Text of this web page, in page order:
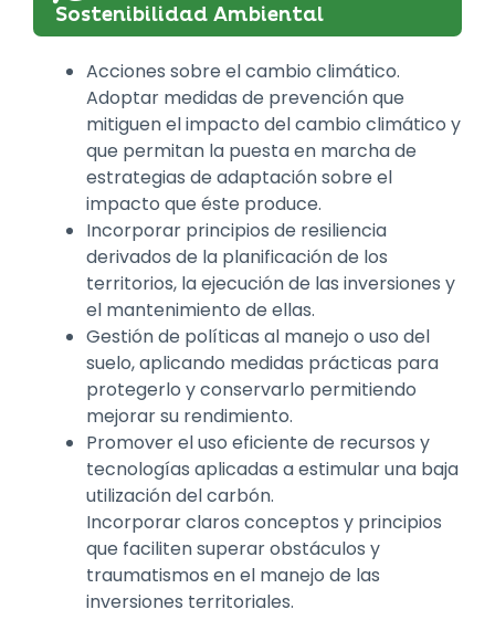
Sostenibilidad Ambiental
Acciones sobre el cambio climático.
Adoptar medidas de prevención que
mitiguen el impacto del cambio climático y
que permitan la puesta en marcha de
estrategias de adaptación sobre el
impacto que éste produce.
Incorporar principios de resiliencia
derivados de la planificación de los
territorios, la ejecución de las inversiones y
el mantenimiento de ellas.
Gestión de políticas al manejo o uso del
suelo, aplicando medidas prácticas para
protegerlo y conservarlo permitiendo
mejorar su rendimiento.
Promover el uso eficiente de recursos y
tecnologías aplicadas a estimular una baja
utilización del carbón.
Incorporar claros conceptos y principios
que faciliten superar obstáculos y
traumatismos en el manejo de las
inversiones territoriales.